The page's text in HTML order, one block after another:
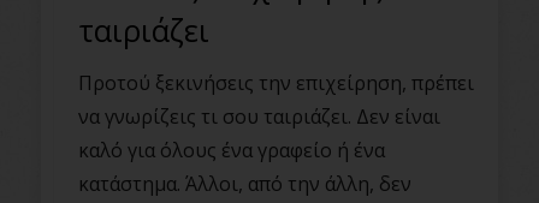
ταιριάζει
Προτού ξεκινήσεις την επιχείρηση, πρέπει
να γνωρίζεις τι σου ταιριάζει. Δεν είναι
καλό για όλους ένα γραφείο ή ένα
κατάστημα. Άλλοι, από την άλλη, δεν